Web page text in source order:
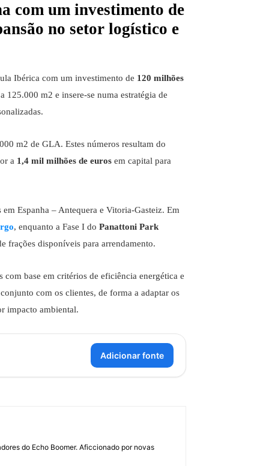
com um investimento de
no setor logístico e
Ibérica com um investimento de 120 milhões
125.000 m2 e insere-se numa estratégia de
m2 de GLA. Estes números resultam do
a 1,4 mil milhões de euros em capital para
Espanha – Antequera e Vitoria-Gasteiz. Em
, enquanto a Fase I do Panattoni Park
frações disponíveis para arrendamento.
base em critérios de eficiência energética e
com os clientes, de forma a adaptar os
impacto ambiental.
Adicionar fonte
do Echo Boomer. Aficcionado por novas